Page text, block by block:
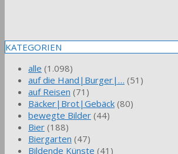
KATEGORIEN
alle (1.098)
auf die Hand|Burger|… (51)
auf Reisen (71)
Bäcker|Brot|Gebäck (80)
bewegte Bilder (44)
Bier (188)
Biergarten (47)
Bildende Künste (41)